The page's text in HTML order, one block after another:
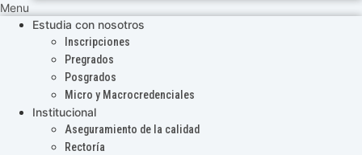
Menu
Estudia con nosotros
Inscripciones
Pregrados
Posgrados
Micro y Macrocredenciales
Institucional
Aseguramiento de la calidad
Rectoría